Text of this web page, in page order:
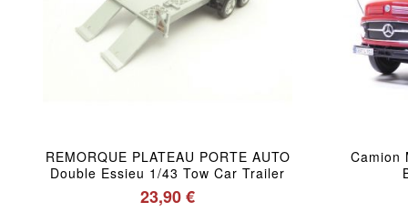
REMORQUE PLATEAU PORTE AUTO
Double Essieu 1/43 Tow Car Trailer
23,90 €
Camion